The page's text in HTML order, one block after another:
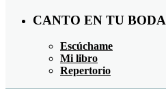
CANTO EN TU BODA
Escúchame
Mi libro
Repertorio